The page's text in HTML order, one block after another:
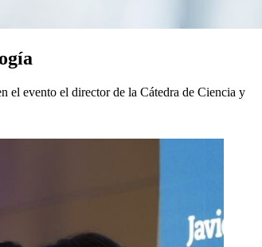
el evento el director de la Cátedra de Ciencia y